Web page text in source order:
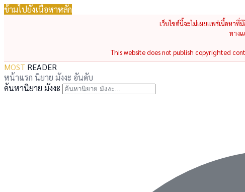
ข้ามไปยังเนื้อหาหลัก
เว็บไซต์นี้จะไม่เผยแพร่เนื้อหา
ทาง
This website does not publish copyrighted
MOST READER
หน้าแรก นิยาย มังงะ อันดับ
ค้นหานิยาย มังงะ